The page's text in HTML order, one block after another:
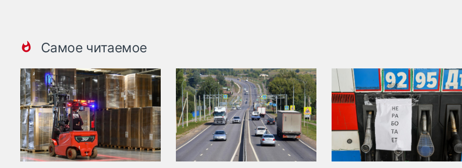
Самое читаемое